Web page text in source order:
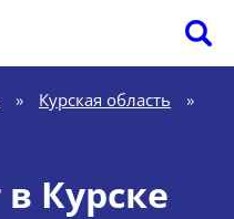
» Курская область
»
Курске